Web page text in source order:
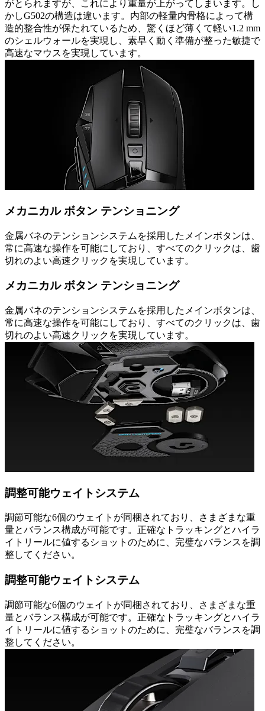
がとられますが、これにより重量が上がってしまいます。し
かしG502の構造は違います。内部の軽量内骨格によって構
造的整合性が保たれているため、驚くほど薄くて軽い1.2 mm
のシェルウォールを実現し、素早く動く準備が整った敏捷で
高速なマウスを実現しています。
メカニカル ボタン テンショニング
金属バネのテンションシステムを採用したメインボタンは、
常に高速な操作を可能にしており、すべてのクリックは、歯
切れのよい高速クリックを実現しています。
メカニカル ボタン テンショニング
金属バネのテンションシステムを採用したメインボタンは、
常に高速な操作を可能にしており、すべてのクリックは、歯
切れのよい高速クリックを実現しています。
調整可能ウェイトシステム
調節可能な6個のウェイトが同梱されており、さまざまな重
量とバランス構成が可能です。正確なトラッキングとハイラ
イトリールに値するショットのために、完璧なバランスを調
整してください。
調整可能ウェイトシステム
調節可能な6個のウェイトが同梱されており、さまざまな重
量とバランス構成が可能です。正確なトラッキングとハイラ
イトリールに値するショットのために、完璧なバランスを調
整してください。